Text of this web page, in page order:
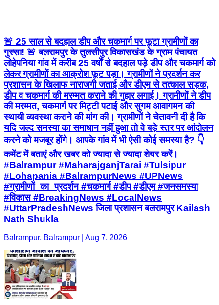
🚨 25 साल से बदहाल डीप और चकमार्ग पर फूटा ग्रामीणों का
गुस्सा! 🚨 बलरामपुर के तुलसीपुर विकासखंड के ग्राम पंचायत
लोहेपनिया गांव में करीब 25 वर्षों से बदहाल पड़े डीप और चकमार्ग को
लेकर ग्रामीणों का आक्रोश फूट पड़ा। ग्रामीणों ने प्रदर्शन कर
प्रशासन के खिलाफ नाराजगी जताई और डीएम से तत्काल सड़क,
डीप व चकमार्ग की मरम्मत कराने की गुहार लगाई। ग्रामीणों ने डीप
की मरम्मत, चकमार्ग पर मिट्टी पटाई और सुगम आवागमन की
स्थायी व्यवस्था कराने की मांग की। ग्रामीणों ने चेतावनी दी है कि
यदि जल्द समस्या का समाधान नहीं हुआ तो वे बड़े स्तर पर आंदोलन
करने को मजबूर होंगे। आपके गांव में भी ऐसी कोई समस्या है? 👇
कमेंट में बताएं और खबर को ज्यादा से ज्यादा शेयर करें।
#Balrampur #MaharajganjTarai #Tulsipur
#Lohapania #BalrampurNews #UPNews
#ग्रामीणों_का_प्रदर्शन #चकमार्ग #डीप #डीएम #जनसमस्या
#विकास #BreakingNews #LocalNews
#UttarPradeshNews जिला प्रशासन बलरामपुर Kailash
Nath Shukla
Balrampur, Balrampur | Aug 7, 2026